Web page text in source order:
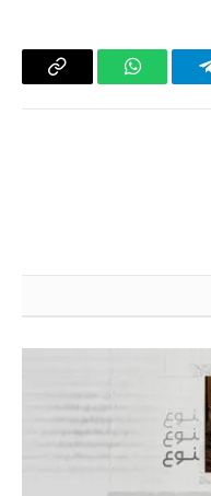
Telegram
WhatsApp
Copy